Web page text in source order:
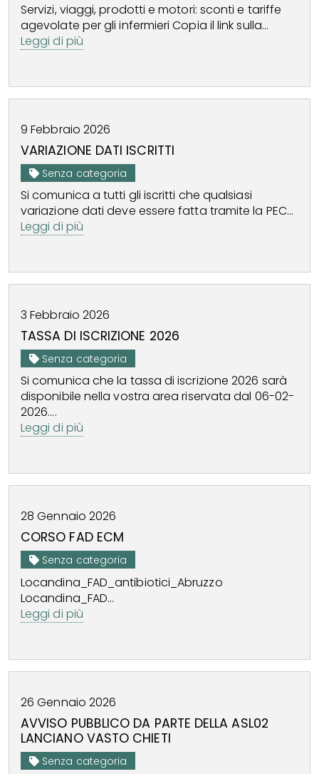
Servizi, viaggi, prodotti e motori: sconti e tariffe
agevolate per gli infermieri Copia il link sulla...
Leggi di più
9 Febbraio 2026
VARIAZIONE DATI ISCRITTI
Senza categoria
Si comunica a tutti gli iscritti che qualsiasi
variazione dati deve essere fatta tramite la PEC...
Leggi di più
3 Febbraio 2026
TASSA DI ISCRIZIONE 2026
Senza categoria
Si comunica che la tassa di iscrizione 2026 sarà
disponibile nella vostra area riservata dal 06-02-
2026....
Leggi di più
28 Gennaio 2026
CORSO FAD ECM
Senza categoria
Locandina_FAD_antibiotici_Abruzzo
Locandina_FAD...
Leggi di più
26 Gennaio 2026
AVVISO PUBBLICO DA PARTE DELLA ASL02
LANCIANO VASTO CHIETI
Senza categoria